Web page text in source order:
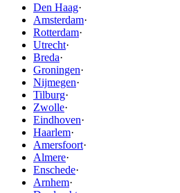
Den Haag·
Amsterdam·
Rotterdam·
Utrecht·
Breda·
Groningen·
Nijmegen·
Tilburg·
Zwolle·
Eindhoven·
Haarlem·
Amersfoort·
Almere·
Enschede·
Arnhem·